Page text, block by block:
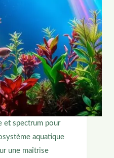
et spectrum pour
aquatique
une maîtrise